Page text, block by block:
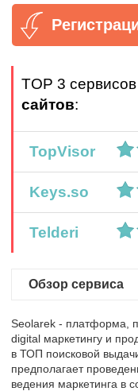
TOP 3 сервисов
сайтов:
TopVisor
Keys.so
Telderi
Обзор сервиса
Seolarek - платформа,
digital маркетингу и
в ТОП поисковой
предполагает
ведения маркетинга в